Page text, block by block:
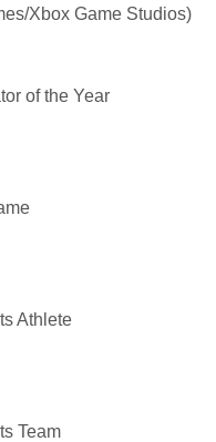
Xbox Game Studios)
of the Year
Athlete
Team